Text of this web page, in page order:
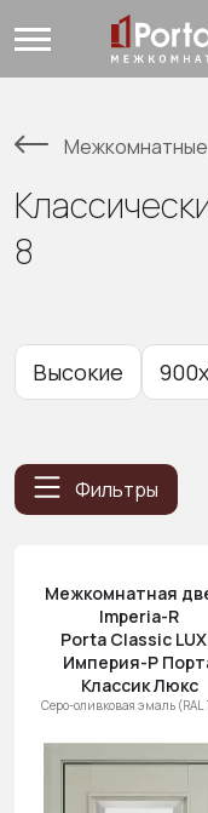
8
Высокие
Фильтры
Межкомнатная
Imperia-R
Porta Classic
Империя-Р
Классик Люкс
Серо-оливковая эмаль (RAL